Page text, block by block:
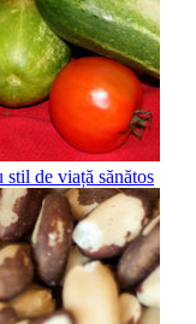
de viață sănătos